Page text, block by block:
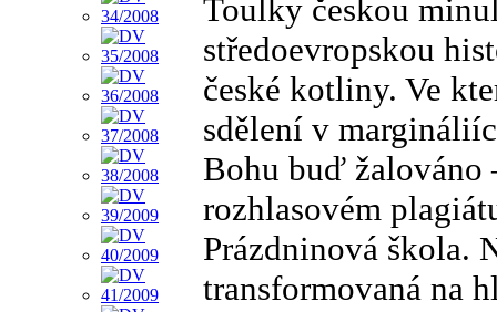
Toulky českou
středoevropskou
české kotliny. Ve
sdělení v
Bohu buď žalováno
rozhlasovém
Prázdninová škola.
transformovaná na